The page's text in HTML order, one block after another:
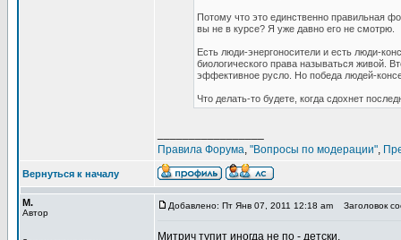
Потому что это единственно правильная
вы не в курсе? Я уже давно его не смотрю.
Есть люди-энергоносители и есть люди-
биологического права называться живой.
эффективное русло. Но победа людей-
Что делать-то будете, когда сдохнет
Правила Форума, "Вопросы по модерации",
Вернуться к началу
М.
Автор
Добавлено: Пт Янв 07, 2011 12:18 am Заголовок
Митрич тупит иногда не по - детски.